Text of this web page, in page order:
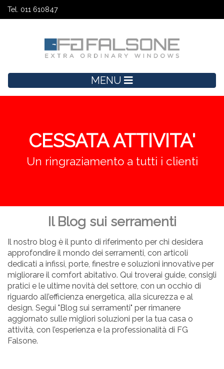
Tel. 011 610847
MENU
CESSATA ATTIVITA'
Un ringraziamento a tutti i clienti
Il Blog sui serramenti
Il nostro blog è il punto di riferimento per chi desidera
approfondire il mondo dei serramenti, con articoli
dedicati a infissi, porte, finestre e soluzioni innovative per
migliorare il comfort abitativo. Qui troverai guide, consigli
pratici e le ultime novità del settore, con un occhio di
riguardo all’efficienza energetica, alla sicurezza e al
design. Segui "Blog sui serramenti" per rimanere
aggiornato sulle migliori soluzioni per la tua casa o
attività, con l’esperienza e la professionalità di FG
Falsone.